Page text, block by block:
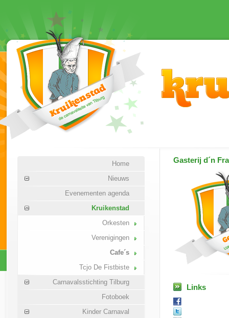
Home
Nieuws
Evenementen agenda
Kruikenstad
Orkesten
Verenigingen
Cafe´s
Tcjo De Fistbiste
Carnavalsstichting Tilburg
Fotoboek
Kinder Carnaval
Gasterij d´n
Links